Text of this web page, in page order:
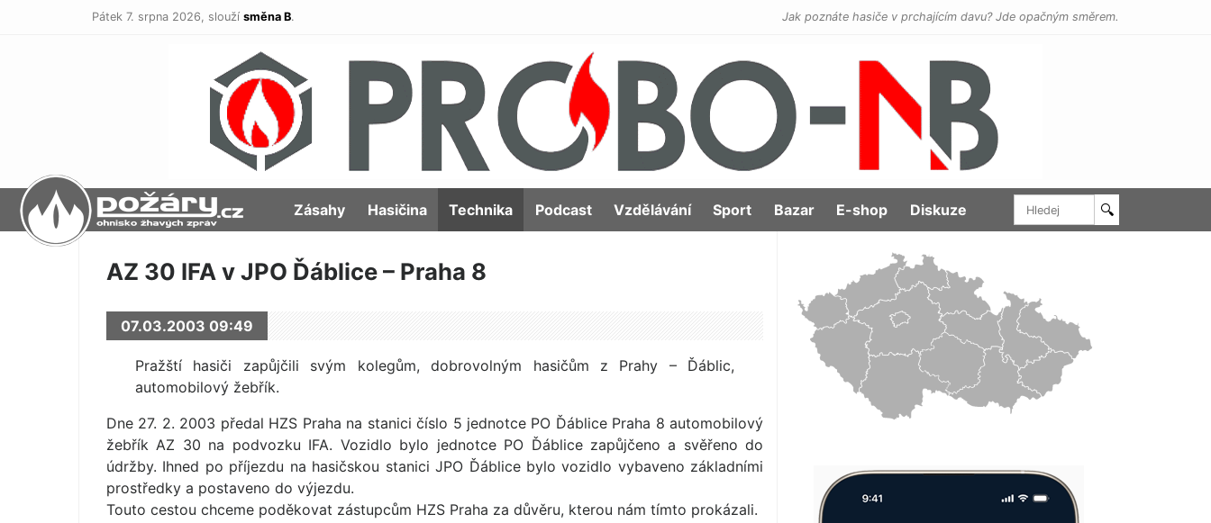
Pátek 7. srpna 2026, slouží směna B. Jak poznáte hasiče v prchajícím davu? Jde opačným směrem.
POŽÁRY.cz Zásahy Hasičina Technika Podcast Vzdělávání Sport Bazar E-shop Diskuze 🔍
AZ 30 IFA v JPO Ďáblice – Praha 8
07.03.2003 09:49
Pražští hasiči zapůjčili svým kolegům, dobrovolným hasičům z Prahy – Ďáblic,
automobilový žebřík.
Dne 27. 2. 2003 předal HZS Praha na stanici číslo 5 jednotce PO Ďáblice Praha 8 automobilový
žebřík AZ 30 na podvozku IFA. Vozidlo bylo jednotce PO Ďáblice zapůjčeno a svěřeno do
údržby. Ihned po příjezdu na hasičskou stanici JPO Ďáblice bylo vozidlo vybaveno základními
prostředky a postaveno do výjezdu.
Touto cestou chceme poděkovat zástupcům HZS Praha za důvěru, kterou nám tímto prokázali.